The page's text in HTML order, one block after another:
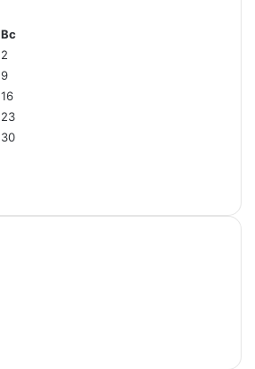
Вс
2
9
16
23
30